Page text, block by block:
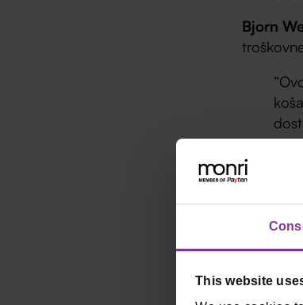
This website
Bjorn